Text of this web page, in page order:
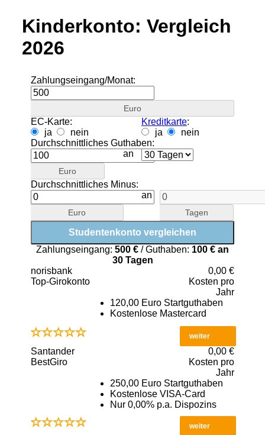
Kinderkonto: Vergleich
2026
Zahlungseingang/Monat:
Euro
EC-Karte:
ja
nein
Kreditkarte:
ja
nein
Durchschnittliches Guthaben:
Euro
an
Durchschnittliches Minus:
Euro
an
Tagen
Zahlungseingang: 500 € / Guthaben: 100 € an
30 Tagen
norisbank
Top-Girokonto
0,00 €
Kosten pro
Jahr
120,00 Euro Startguthaben
Kostenlose Mastercard
weiter
Santander
BestGiro
0,00 €
Kosten pro
Jahr
250,00 Euro Startguthaben
Kostenlose VISA-Card
Nur 0,00% p.a. Dispozins
weiter